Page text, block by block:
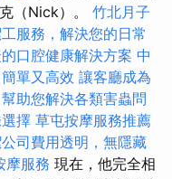
（Nick）。 竹北月子
服務，解決您的日常
口腔健康解決方案 中
單又高效 讓客廳成為
助您解決各類害蟲問
擇 草屯按摩服務推薦
司費用透明，無隱藏
摩服務 現在，他完全相